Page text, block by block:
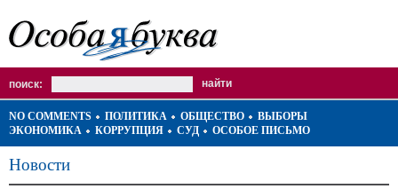
поиск:
NO COMMENTS ПОЛИТИКА ОБЩЕСТВО
ВЫБОРЫ
ЭКОНОМИКА
КОРРУПЦИЯ СУД ОСОБОЕ ПИСЬМО
Новости